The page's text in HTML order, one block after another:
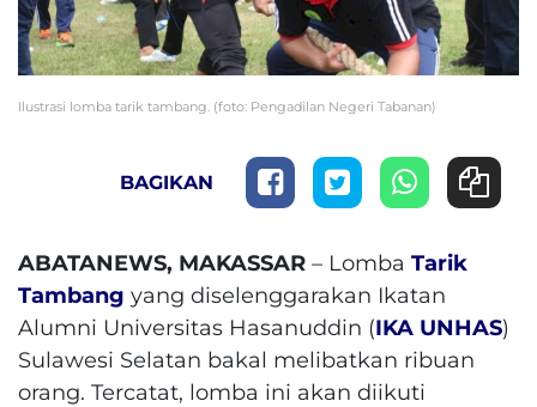
Ilustrasi lomba tarik tambang. (foto: Pengadilan Negeri Tabanan)
BAGIKAN
ABATANEWS, MAKASSAR – Lomba Tarik
Tambang yang diselenggarakan Ikatan
Alumni Universitas Hasanuddin (IKA UNHAS)
Sulawesi Selatan bakal melibatkan ribuan
orang. Tercatat, lomba ini akan diikuti